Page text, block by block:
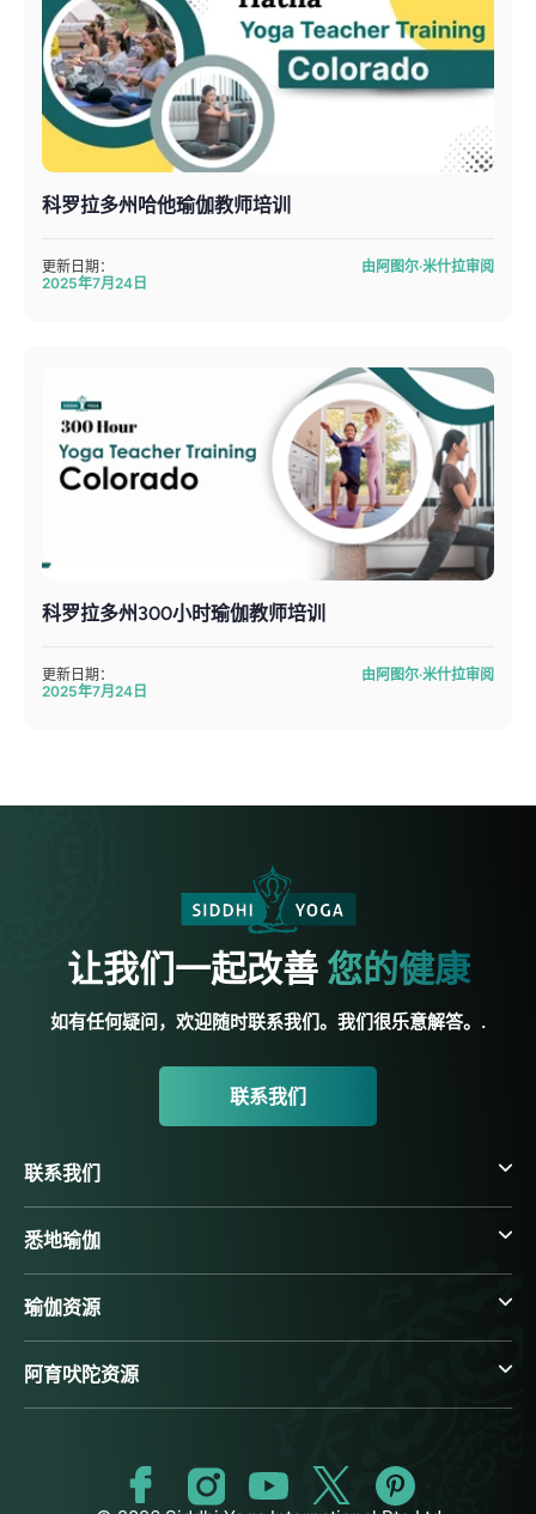
科罗拉多州哈他瑜伽教师培训
更新日期：
2025年7月24日
由阿图尔·米什拉审阅
科罗拉多州300小时瑜伽教师培训
更新日期：
2025年7月24日
由阿图尔·米什拉审阅
让我们一起改善 您的健康
如有任何疑问，欢迎随时联系我们。我们很乐意解答。.
联系我们
联系我们
悉地瑜伽
瑜伽资源
阿育吠陀资源